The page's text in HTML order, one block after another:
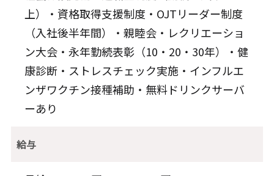
上）・資格取得支援制度・OJTリーダー制度
（入社後半年間）・親睦会・レクリエーショ
ン大会・永年勤続表彰（10・20・30年）・健
康診断・ストレスチェック実施・インフルエ
ンザワクチン接種補助・無料ドリンクサーバ
ーあり
給与